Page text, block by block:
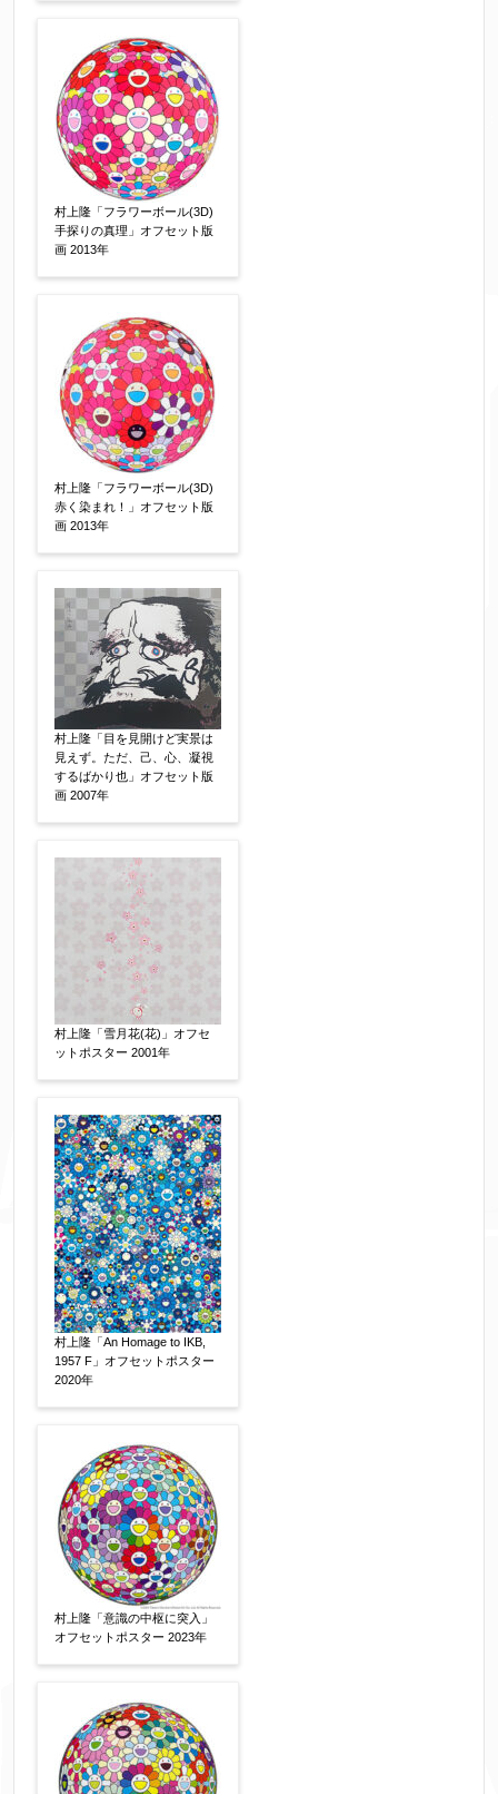
村上隆「フラワーボール(3D)
手探りの真理」オフセット版
画 2013年
村上隆「フラワーボール(3D)
赤く染まれ！」オフセット版
画 2013年
村上隆「目を見開けど実景は
見えず。ただ、己、心、凝視
するばかり也」オフセット版
画 2007年
村上隆「雪月花(花)」オフセ
ットポスター 2001年
村上隆「An Homage to IKB,
1957 F」オフセットポスター
2020年
村上隆「意識の中枢に突入」
オフセットポスター 2023年